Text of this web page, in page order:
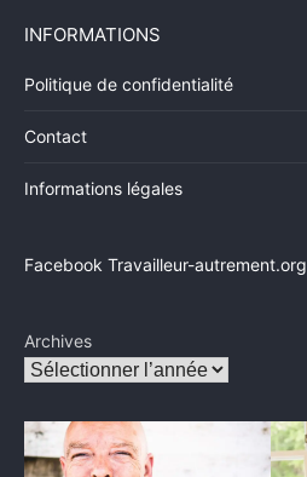
INFORMATIONS
Politique de confidentialité
Contact
Informations légales
Facebook Travailleur-autrement.org
Archives